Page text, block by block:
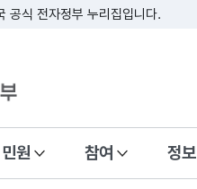
공식 전자정부 누리집입니다.
민원 참여 정보